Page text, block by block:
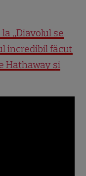
„Diavolul se
incredibil făcut
Hathaway și